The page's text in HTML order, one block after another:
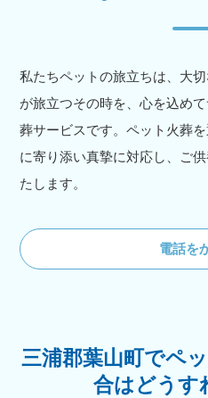
私たちペットの旅立ちは、大
が旅立つその時を、心を込め
葬サービスです。ペット火葬
に寄り添い真摯に対応し、ご
たします。
電話を
三浦郡葉山町でペ
合はどうす